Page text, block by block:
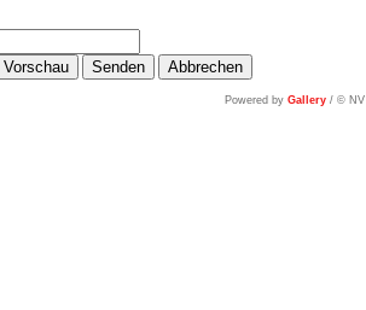
Powered by Gallery/ © NV